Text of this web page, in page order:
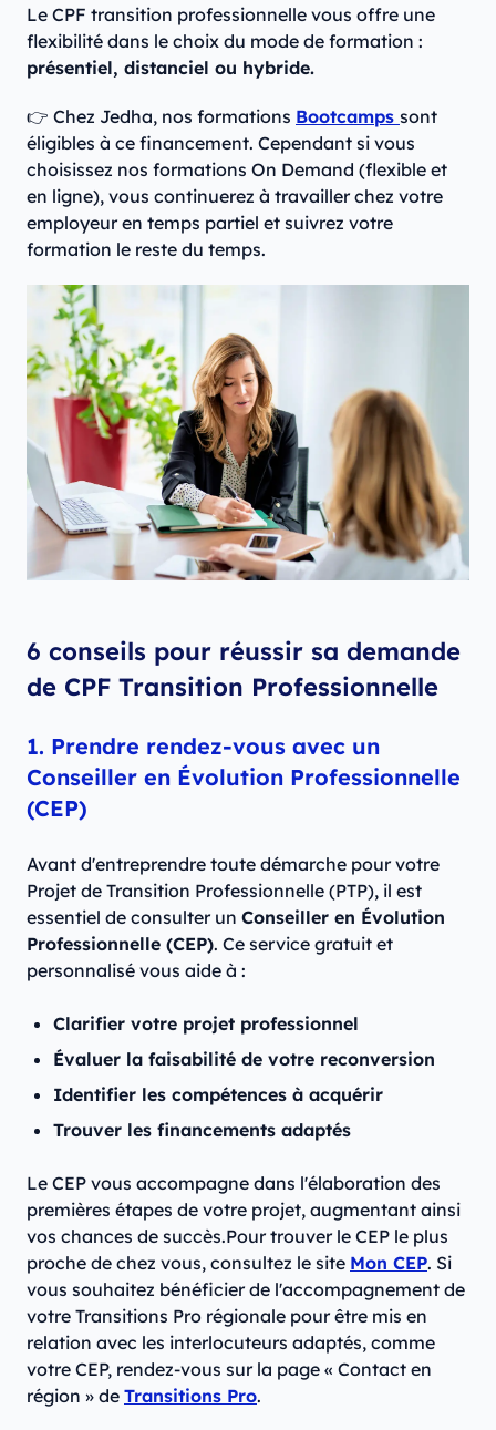
Le CPF transition professionnelle vous offre une
flexibilité dans le choix du mode de formation :
présentiel, distanciel ou hybride.
👉 Chez Jedha, nos formations Bootcamps sont
éligibles à ce financement. Cependant si vous
choisissez nos formations On Demand (flexible et
en ligne), vous continuerez à travailler chez votre
employeur en temps partiel et suivrez votre
formation le reste du temps.
6 conseils pour réussir sa demande
de CPF Transition Professionnelle
1. Prendre rendez-vous avec un
Conseiller en Évolution Professionnelle
(CEP)
Avant d'entreprendre toute démarche pour votre
Projet de Transition Professionnelle (PTP), il est
essentiel de consulter un Conseiller en Évolution
Professionnelle (CEP). Ce service gratuit et
personnalisé vous aide à :​
Clarifier votre projet professionnel
Évaluer la faisabilité de votre reconversion
Identifier les compétences à acquérir
Trouver les financements adaptés
Le CEP vous accompagne dans l'élaboration des
premières étapes de votre projet, augmentant ainsi
vos chances de succès.Pour trouver le CEP le plus
proche de chez vous, consultez le site Mon CEP. Si
vous souhaitez bénéficier de l'accompagnement de
votre Transitions Pro régionale pour être mis en
relation avec les interlocuteurs adaptés, comme
votre CEP, rendez-vous sur la page « Contact en
région » de Transitions Pro.